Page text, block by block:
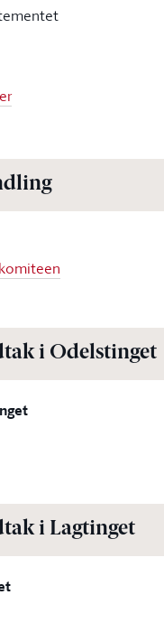
i Odelstinget
i Lagtinget